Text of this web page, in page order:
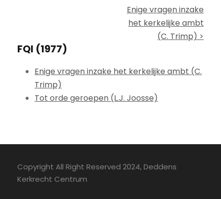
Enige vragen inzake
het kerkelijke ambt
(C. Trimp) >
FQI (1977)
Enige vragen inzake het kerkelijke ambt (C.
Trimp)
Tot orde geroepen (L.J. Joosse)
Copyright All Right Reserved 2024, Deddens
Kerkrecht Centrum